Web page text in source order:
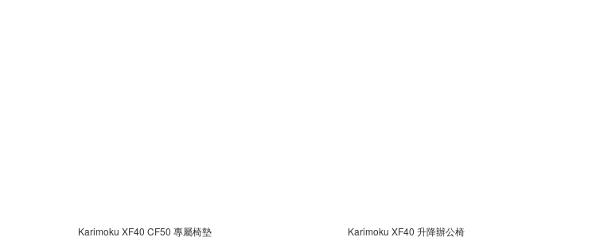
Karimoku XF40 CF50 專屬椅墊 Karimoku XF40 升降辦公椅